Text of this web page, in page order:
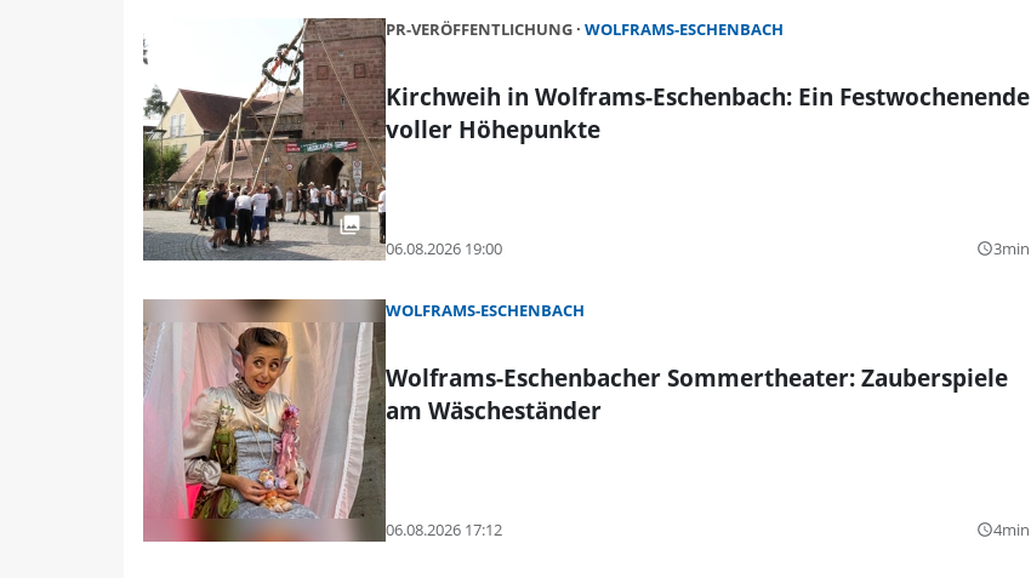
PR-VERÖFFENTLICHUNG WOLFRAMS-ESCHENBACH
Kirchweih in Wolframs-Eschenbach: Ein Festwochenende
voller Höhepunkte
06.08.2026 19:00 query_builder3min
WOLFRAMS-ESCHENBACH
Wolframs-Eschenbacher Sommertheater: Zauberspiele
am Wäscheständer
06.08.2026 17:12 query_builder4min